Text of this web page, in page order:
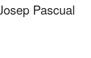
Pascual